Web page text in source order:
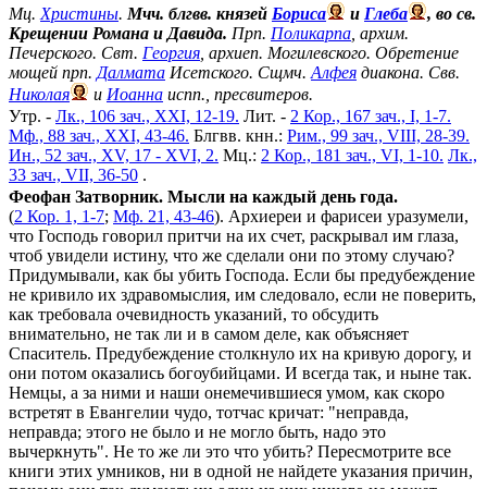
Мц. Христины. Мчч. блгвв. князей Бориса и Глеба
, во св.
Крещении Романа и Давида. Прп. Поликарпа , архим.
Печерского. Свт. Георгия , архиеп. Могилевского. Обретение
мощей прп. Далмата Исетского. Сщмч. Алфея диакона. Свв.
Николая
и Иоанна испп., пресвитеров.
Утр. - Лк., 106 зач., XXI, 12-19. Лит. - 2 Кор., 167 зач., I, 1-7.
Мф., 88 зач., XXI, 43-46. Блгвв. кнн.: Рим., 99 зач., VIII, 28-39.
Ин., 52 зач., XV, 17 - XVI, 2. Мц.: 2 Кор., 181 зач., VI, 1-10. Лк.,
33 зач., VII, 36-50 .
Феофан Затворник. Мысли на каждый день года.
(2 Кор. 1, 1-7; Мф. 21, 43-46). Архиереи и фарисеи уразумели,
что Господь говорил притчи на их счет, раскрывал им глаза,
чтоб увидели истину, что же сделали они по этому случаю?
Придумывали, как бы убить Господа. Если бы предубеждение
не кривило их здравомыслия, им следовало, если не поверить,
как требовала очевидность указаний, то обсудить
внимательно, не так ли и в самом деле, как объясняет
Спаситель. Предубеждение столкнуло их на кривую дорогу, и
они потом оказались богоубийцами. И всегда так, и ныне так.
Немцы, а за ними и наши онемечившиеся умом, как скоро
встретят в Евангелии чудо, тотчас кричат: "неправда,
неправда; этого не было и не могло быть, надо это
вычеркнуть". Не то же ли это что убить? Пересмотрите все
книги этих умников, ни в одной не найдете указания причин,